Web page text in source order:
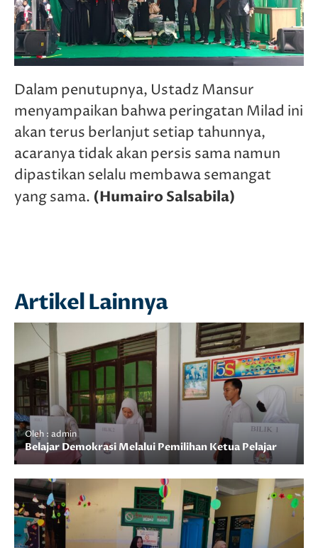
Dalam penutupnya, Ustadz Mansur
menyampaikan bahwa peringatan Milad ini
akan terus berlanjut setiap tahunnya,
acaranya tidak akan persis sama namun
dipastikan selalu membawa semangat
yang sama. (Humairo Salsabila)
Artikel Lainnya
Oleh : admin
Belajar Demokrasi Melalui Pemilihan Ketua Pelajar